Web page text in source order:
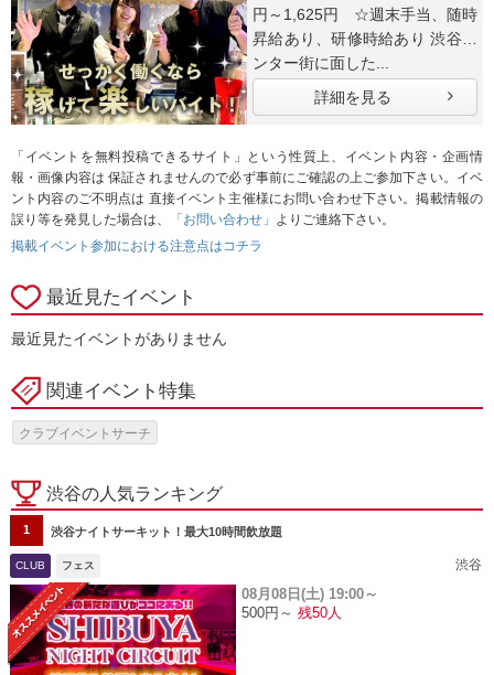
円～1,625円 ☆週末手当、随時
昇給あり、研修時給あり 渋谷セ
ンター街に面した...
詳細を見る
「イベントを無料投稿できるサイト」という性質上、イベント内容・企画情
報・画像内容は 保証されませんので必ず事前にご確認の上ご参加下さい。イベ
ント内容のご不明点は 直接イベント主催様にお問い合わせ下さい。掲載情報の
誤り等を発見した場合は、
「お問い合わせ」 よりご連絡下さい。
掲載イベント参加における注意点はコチラ
最近見たイベント
最近見たイベントがありません
関連イベント特集
クラブイベントサーチ
渋谷の人気ランキング
1 渋谷ナイトサーキット！最大10時間飲放題
CLUB フェス 渋谷
08月08日(土) 19:00～
500円～ 残50人